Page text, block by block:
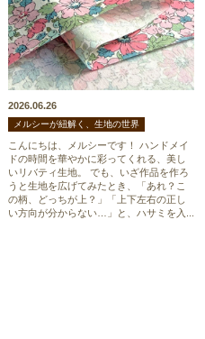
2026.06.26
メルシーが紐解く、生地の世界
こんにちは、メルシーです！ ハンドメイ
ドの時間を華やかに彩ってくれる、美し
いリバティ生地。 でも、いざ作品を作ろ
うと生地を広げてみたとき、「あれ？こ
の柄、どっちが上？」「上下左右の正し
い方向が分からない…」と、ハサミを入...